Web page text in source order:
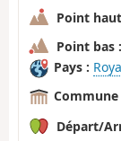
Point
Point bas :
Pays :
Commune
Départ/